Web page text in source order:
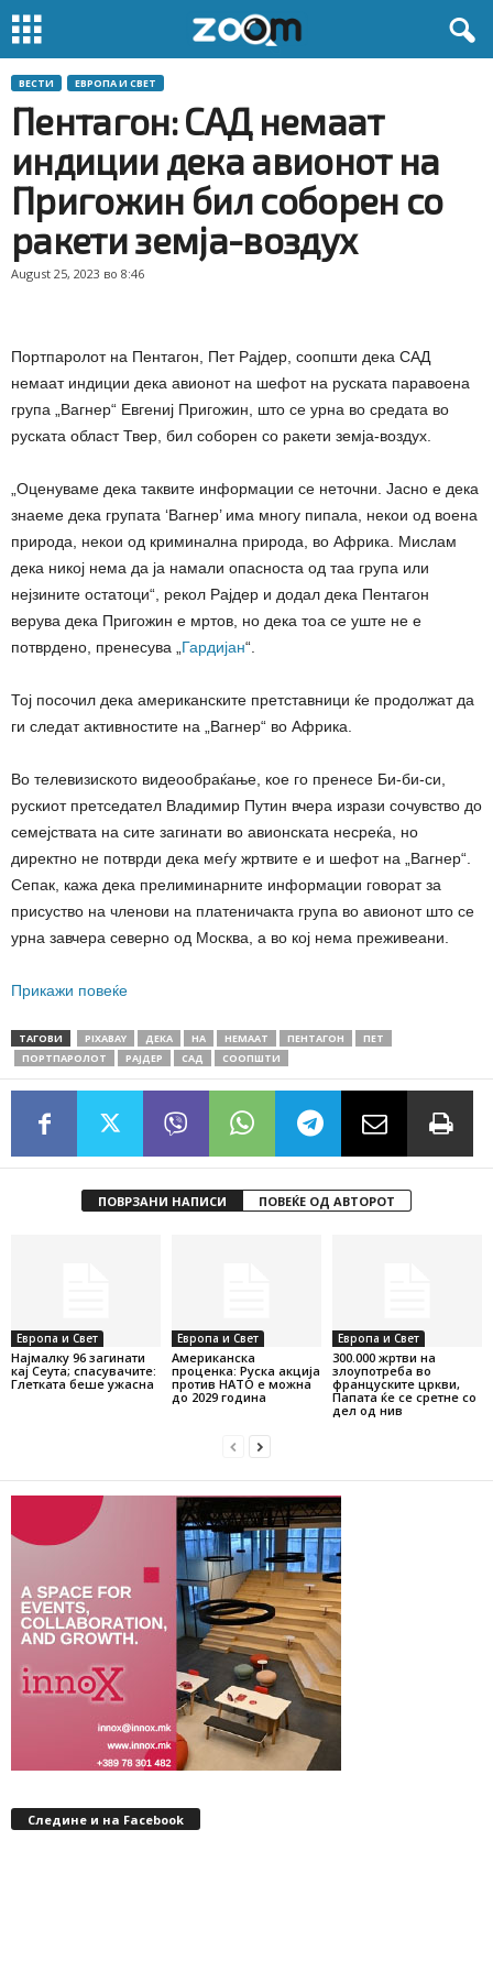
ВЕСТИ ЕВРОПА И СВЕТ
Пентагон: САД немаат
индиции дека авионот на
Пригожин бил соборен со
ракети земја-воздух
August 25, 2023 во 8:46
Портпаролот на Пентагон, Пет Рајдер, соопшти дека САД
немаат индиции дека авионот на шефот на руската паравоена
група „Вагнер“ Евгениј Пригожин, што се урна во средата во
руската област Твер, бил соборен со ракети земја-воздух.
„Оценуваме дека таквите информации се неточни. Јасно е дека
знаеме дека групата ‘Вагнер’ има многу пипала, некои од воена
природа, некои од криминална природа, во Африка. Мислам
дека никој нема да ја намали опасноста од таа група или
нејзините остатоци“, рекол Рајдер и додал дека Пентагон
верува дека Пригожин е мртов, но дека тоа се уште не е
потврдено, пренесува „ Гардијан“.
Тој посочил дека американските претставници ќе продолжат да
ги следат активностите на „Вагнер“ во Африка.
Во телевизиското видеообраќање, кое го пренесе Би-би-си,
рускиот претседател Владимир Путин вчера изрази сочувство до
семејствата на сите загинати во авионската несреќа, но
директно не потврди дека меѓу жртвите е и шефот на „Вагнер“.
Сепак, кажа дека прелиминарните информации говорат за
присуство на членови на платеничакта група во авионот што се
урна завчера северно од Москва, а во кој нема преживеани.
Прикажи повеќе
ТАГОВИ PIXABAY ДЕКА НА НЕМААТ ПЕНТАГОН
ПЕТ
ПОРТПАРОЛОТ
РАЈДЕР САД СООПШТИ
ПОВРЗАНИ НАПИСИ ПОВЕЌЕ ОД АВТОРОТ
Европа и Свет
Најмалку 96 загинати
кај Сеута; спасувачите:
Глетката беше ужасна
Европа и Свет
Американска
проценка: Руска акција
против НАТО е можна
до 2029 година
Европа и Свет
300.000 жртви на
злоупотреба во
француските цркви,
Папата ќе се сретне со
дел од нив
Следине и на Facebook